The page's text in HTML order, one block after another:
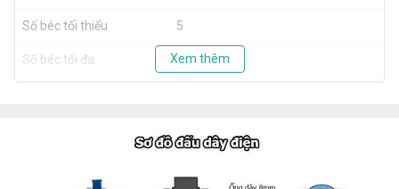
Số béc tối thiểu 5
Số béc tối đa 20
Xem thêm